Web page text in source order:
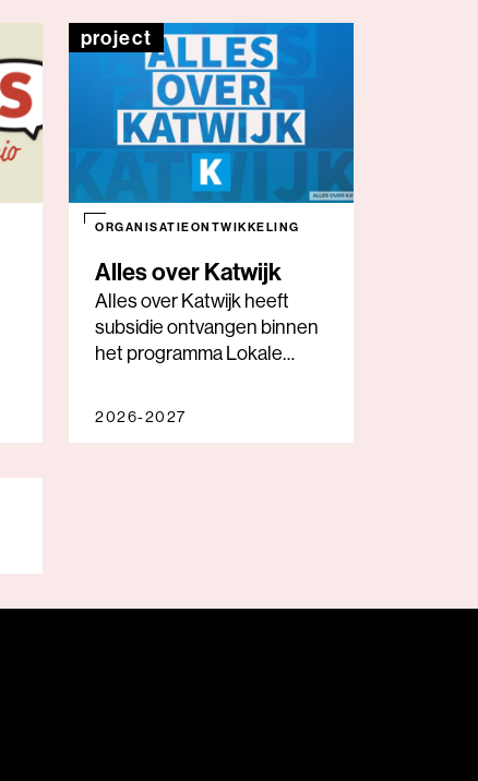
project
Alles over Katwijk
ORGANISATIEONTWIKKELING
Alles over Katwijk heeft
subsidie ontvangen binnen
het programma Lokale
2026-2027